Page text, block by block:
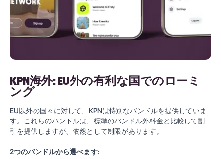
KPN海外: EU外の有利な国でのローミ
ング
EU以外の国々に対して、KPNは特別なバンドルを提供していま
す。これらのバンドルは、標準のバンドル外料金と比較して割
引を提供しますが、依然として制限があります。
2つのバンドルから選べます: